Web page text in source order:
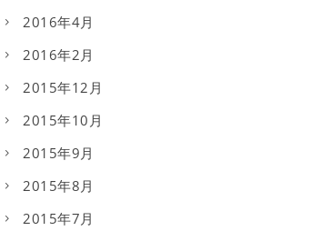
2016年4月
2016年2月
2015年12月
2015年10月
2015年9月
2015年8月
2015年7月